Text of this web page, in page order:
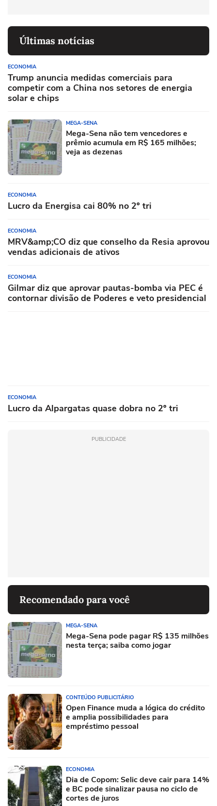
Últimas notícias
ECONOMIA
Trump anuncia medidas comerciais para
competir com a China nos setores de energia
solar e chips
MEGA-SENA
Mega-Sena não tem vencedores e
prêmio acumula em R$ 165 milhões;
veja as dezenas
ECONOMIA
Lucro da Energisa cai 80% no 2º tri
ECONOMIA
MRV&amp;CO diz que conselho da Resia aprovou
vendas adicionais de ativos
ECONOMIA
Gilmar diz que aprovar pautas-bomba via PEC é
contornar divisão de Poderes e veto presidencial
ECONOMIA
Lucro da Alpargatas quase dobra no 2º tri
PUBLICIDADE
Recomendado para você
MEGA-SENA
Mega-Sena pode pagar R$ 135 milhões
nesta terça; saiba como jogar
CONTEÚDO PUBLICITÁRIO
Open Finance muda a lógica do crédito
e amplia possibilidades para
empréstimo pessoal
ECONOMIA
Dia de Copom: Selic deve cair para 14%
e BC pode sinalizar pausa no ciclo de
cortes de juros